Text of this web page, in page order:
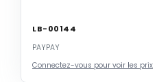
LB-00144
PAYPAY
Connectez-vous pour voir les prix